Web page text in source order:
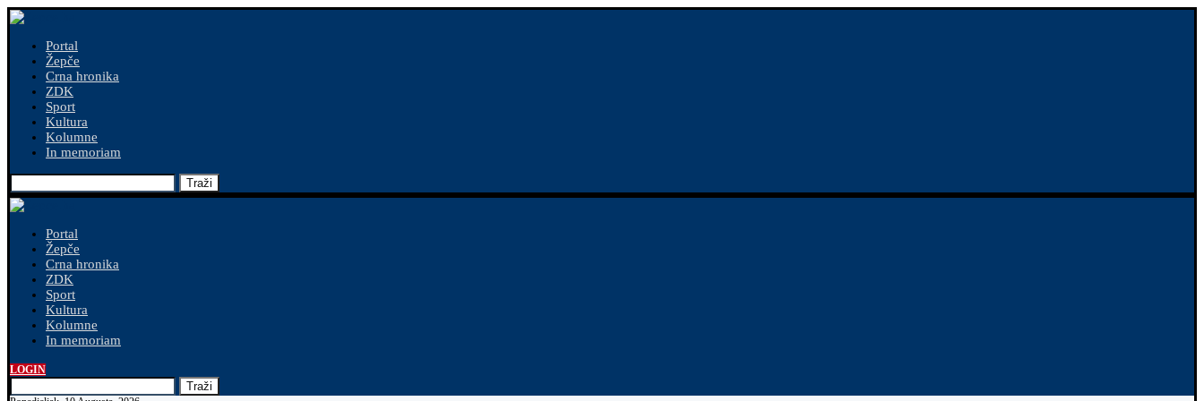
Portal
Žepče
Crna hronika
ZDK
Sport
Kultura
Kolumne
In memoriam
Traži
Portal
Žepče
Crna hronika
ZDK
Sport
Kultura
Kolumne
In memoriam
LOGIN
Traži